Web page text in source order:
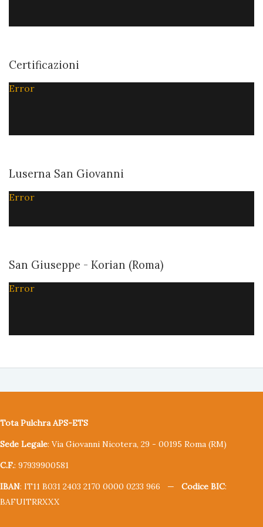
Certificazioni
Error
Luserna San Giovanni
Error
San Giuseppe - Korian (Roma)
Error
Tota Pulchra APS-ETS
Sede Legale: Via Giovanni Nicotera, 29 - 00195 Roma (RM)
C.F.: 97939900581
IBAN: IT11 B031 2403 2170 0000 0233 966 — Codice BIC:
BAFUITRRXXX